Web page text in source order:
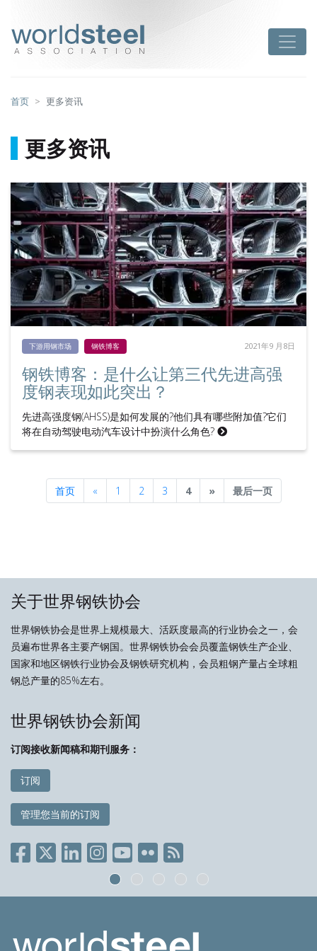
首页 更多资讯
更多资讯
下游用钢市场 钢铁博客 2021年9 月8日
钢铁博客：是什么让第三代先进高强
度钢表现如此突出？
先进高强度钢(AHSS)是如何发展的?他们具有哪些附加值?它们
将在自动驾驶电动汽车设计中扮演什么角色?
首页 « Previous
1 2 3 4 »Next最后一页
关于世界钢铁协会
世界钢铁协会是世界上规模最大、活跃度最高的行业协会之一，会
员遍布世界各主要产钢国。世界钢铁协会会员覆盖钢铁生产企业、
国家和地区钢铁行业协会及钢铁研究机构，会员粗钢产量占全球粗
钢总产量的85%左右。
世界钢铁协会新闻
订阅接收新闻稿和期刊服务：
订阅
管理您当前的订阅